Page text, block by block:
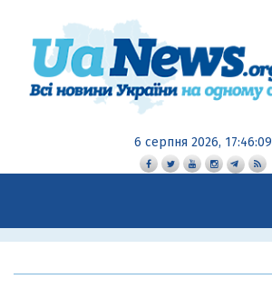
6 серпня 2026, 17:46:10